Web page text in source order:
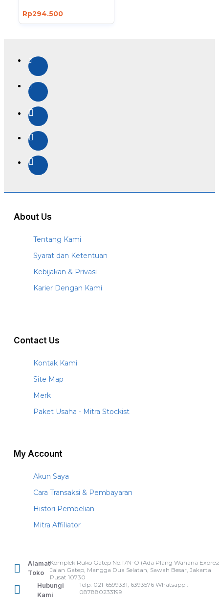
Rp294.500
About Us
Tentang Kami
Syarat dan Ketentuan
Kebijakan & Privasi
Karier Dengan Kami
Contact Us
Kontak Kami
Site Map
Merk
Paket Usaha - Mitra Stockist
My Account
Akun Saya
Cara Transaksi & Pembayaran
Histori Pembelian
Mitra Affiliator
Alamat
Toko
Komplek Ruko Gatep No.17N-O (Ada Plang Wahana
Jalan Gatep, Mangga Dua Selatan, Sawah Besar, Jakarta
Pusat 10730
Hubungi
Kami
Telp: 021-6599331, 6393576 Whatsapp :
087880233199